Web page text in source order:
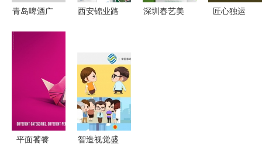
东正版图书
青岛啤酒广
西安锦业路
广告策划与
免费设计服
务
深圳春艺美
匠心独运
平面饕餮 智造视觉盛